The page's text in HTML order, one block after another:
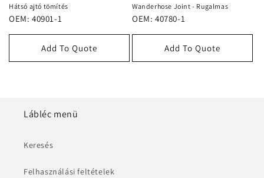
Hátsó ajtó tömítés
OEM: 40901-1
Add To Quote
Wanderhose Joint - Rugalmas
OEM: 40780-1
Add To Quote
Lábléc menü
Keresés
Felhasználási feltételek